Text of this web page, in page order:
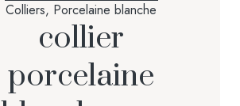
Colliers, Porcelaine blanche
collier
porcelaine